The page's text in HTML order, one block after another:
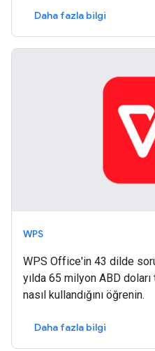
Daha fazla bilgi
WPS
WPS Office'in 43 dilde
yılda 65 milyon ABD
nasıl kullandığını öğrenin.
Daha fazla bilgi